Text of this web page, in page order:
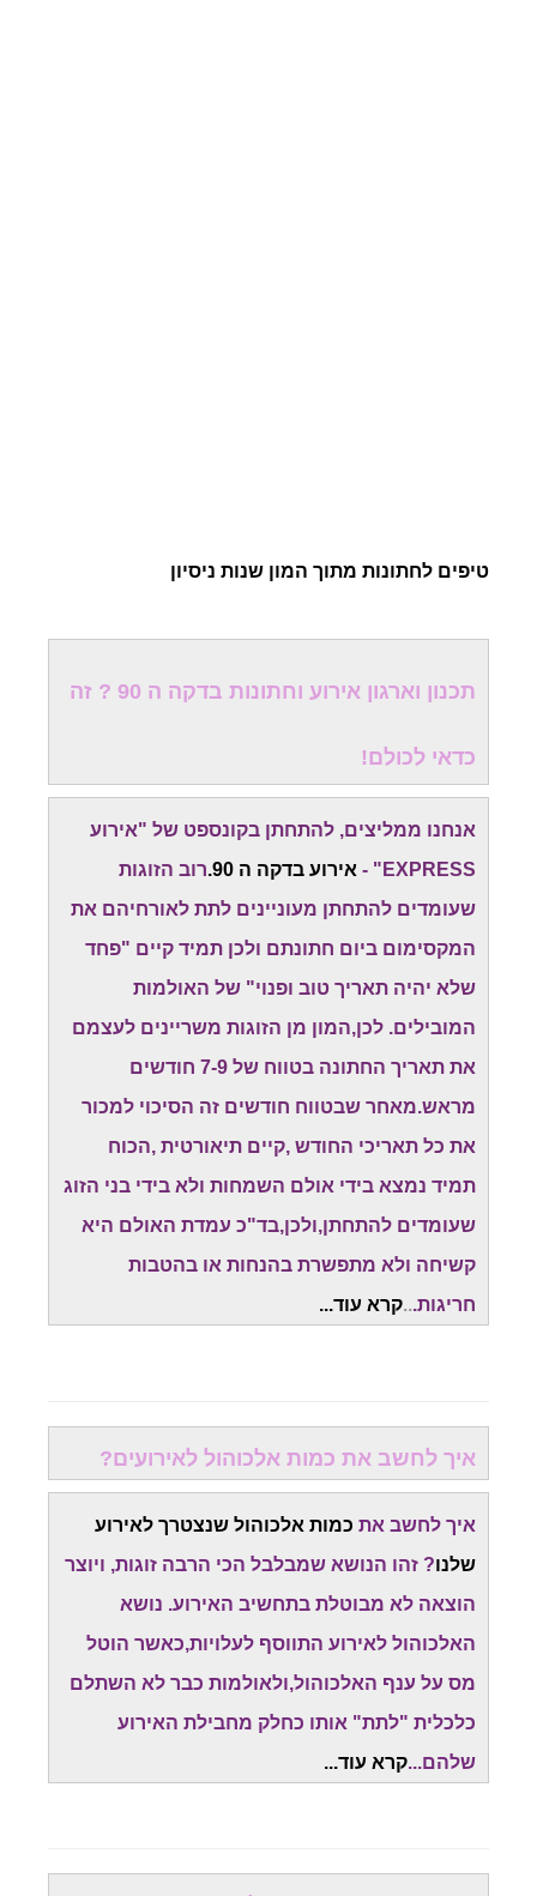
טיפים לחתונות מתוך המון שנות ניסיון
תכנון וארגון אירוע וחתונות בדקה ה 90 ? זה
כדאי לכולם!
אנחנו ממליצים, להתחתן בקונספט של "אירוע
EXPRESS" -
אירוע בדקה ה 90.
רוב הזוגות
שעומדים להתחתן מעוניינים לתת לאורחיהם את
המקסימום ביום חתונתם ולכן תמיד קיים "פחד
שלא יהיה תאריך טוב ופנוי" של האולמות
המובילים. לכן,המון מן הזוגות משריינים לעצמם
את תאריך החתונה בטווח של 7-9 חודשים
מראש.מאחר שבטווח חודשים זה הסיכוי למכור
את כל תאריכי החודש ,קיים תיאורטית ,הכוח
תמיד נמצא בידי אולם השמחות ולא בידי בני הזוג
שעומדים להתחתן,ולכן,בד"כ עמדת האולם היא
קשיחה ולא מתפשרת בהנחות או בהטבות
חריגות...קרא עוד...
איך לחשב את כמות אלכוהול לאירועים?
איך לחשב את כמות אלכוהול שנצטרך לאירוע
שלנו? זהו הנושא שמבלבל הכי הרבה זוגות, ויוצר
הוצאה לא מבוטלת בתחשיב האירוע. נושא
האלכוהול לאירוע התווסף לעלויות,כאשר הוטל
מס על ענף האלכוהול,ולאולמות כבר לא השתלם
כלכלית "לתת" אותו כחלק מחבילת האירוע
שלהם...קרא עוד...